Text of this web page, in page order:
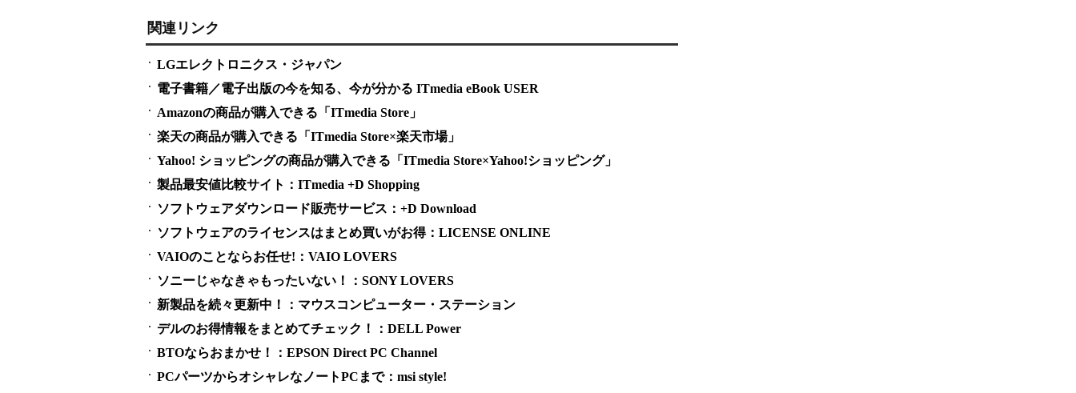
関連リンク
LGエレクトロニクス・ジャパン
電子書籍／電子出版の今を知る、今が分かる ITmedia eBook USER
Amazonの商品が購入できる「ITmedia Store」
楽天の商品が購入できる「ITmedia Store×楽天市場」
Yahoo! ショッピングの商品が購入できる「ITmedia Store×Yahoo!ショッピング」
製品最安値比較サイト：ITmedia +D Shopping
ソフトウェアダウンロード販売サービス：+D Download
ソフトウェアのライセンスはまとめ買いがお得：LICENSE ONLINE
VAIOのことならお任せ!：VAIO LOVERS
ソニーじゃなきゃもったいない！：SONY LOVERS
新製品を続々更新中！：マウスコンピューター・ステーション
デルのお得情報をまとめてチェック！：DELL Power
BTOならおまかせ！：EPSON Direct PC Channel
PCパーツからオシャレなノートPCまで：msi style!